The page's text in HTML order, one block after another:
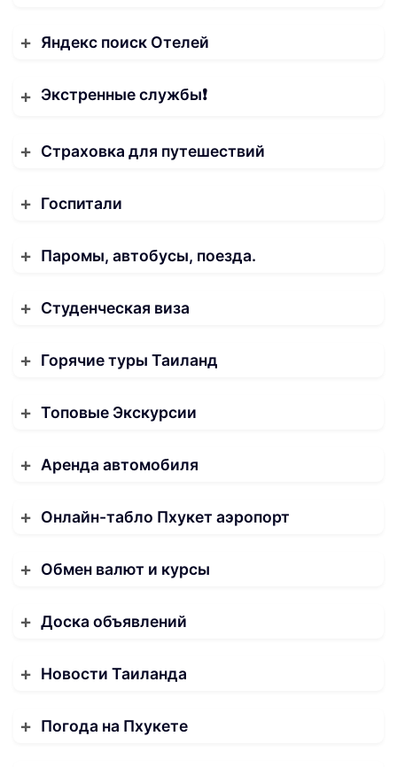
Яндекс поиск Отелей
Экстренные службы❗️
Страховка для путешествий
Госпитали
Паромы, автобусы, поезда.
Студенческая виза
Горячие туры Таиланд
Топовые Экскурсии
Аренда автомобиля
Онлайн-табло Пхукет аэропорт
Обмен валют и курсы
Доска объявлений
Новости Таиланда
Погода на Пхукете